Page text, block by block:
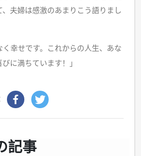
、夫婦は感激のあまりこう語りまし
く幸せです。これからの人生、あな
に満ちています！」
記事